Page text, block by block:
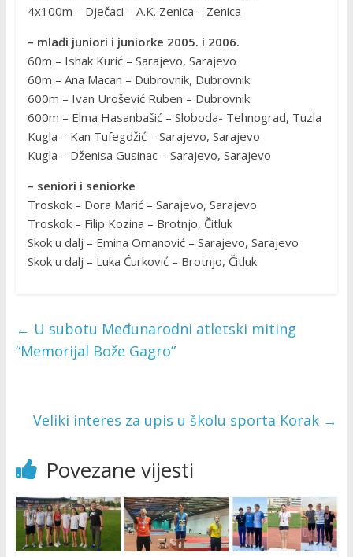
4x100m – Dječaci – A.K. Zenica – Zenica
– mlađi juniori i juniorke 2005. i 2006.
60m – Ishak Kurić – Sarajevo, Sarajevo
60m – Ana Macan – Dubrovnik, Dubrovnik
600m – Ivan Urošević Ruben – Dubrovnik
600m – Elma Hasanbašić – Sloboda- Tehnograd, Tuzla
Kugla – Kan Tufegdžić – Sarajevo, Sarajevo
Kugla – Dženisa Gusinac – Sarajevo, Sarajevo
– seniori i seniorke
Troskok – Dora Marić – Sarajevo, Sarajevo
Troskok – Filip Kozina – Brotnjo, Čitluk
Skok u dalj – Emina Omanović – Sarajevo, Sarajevo
Skok u dalj – Luka Ćurković – Brotnjo, Čitluk
← U subotu Međunarodni atletski miting
“Memorijal Bože Gagro”
Veliki interes za upis u školu sporta Korak →
Povezane vijesti